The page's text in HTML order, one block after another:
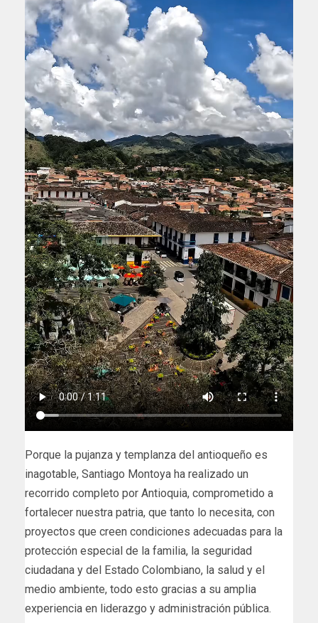
Porque la pujanza y templanza del antioqueño es
inagotable, Santiago Montoya ha realizado un
recorrido completo por Antioquia, comprometido a
fortalecer nuestra patria, que tanto lo necesita, con
proyectos que creen condiciones adecuadas para la
protección especial de la familia, la seguridad
ciudadana y del Estado Colombiano, la salud y el
medio ambiente, todo esto gracias a su amplia
experiencia en liderazgo y administración pública.